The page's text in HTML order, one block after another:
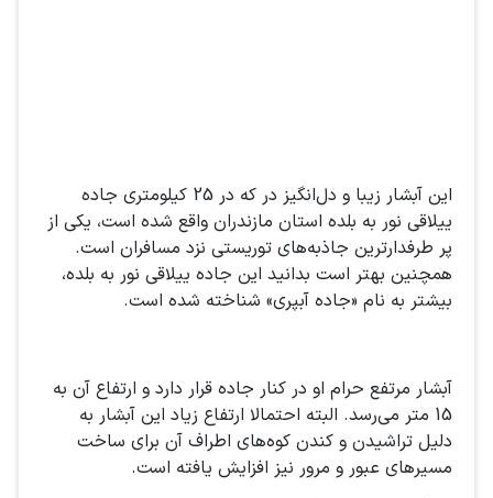
این آبشار زیبا و دل‌انگیز در که در 25 کیلومتری جاده
ییلاقی نور به بلده استان مازندران واقع شده است، یکی از
پر طرفدارترین جاذبه‌های توریستی نزد مسافران است.
همچنین بهتر است بدانید این جاده ییلاقی نور به بلده،
بیشتر به نام «جاده آبپری» شناخته شده است.
آبشار مرتفع حرام او در کنار جاده قرار دارد و ارتفاع آن به
15 متر می‌رسد. البته احتمالا ارتفاع زیاد این آبشار به
دلیل تراشیدن و کندن کوه‌های اطراف آن برای ساخت
مسیرهای عبور و مرور نیز افزایش یافته است.